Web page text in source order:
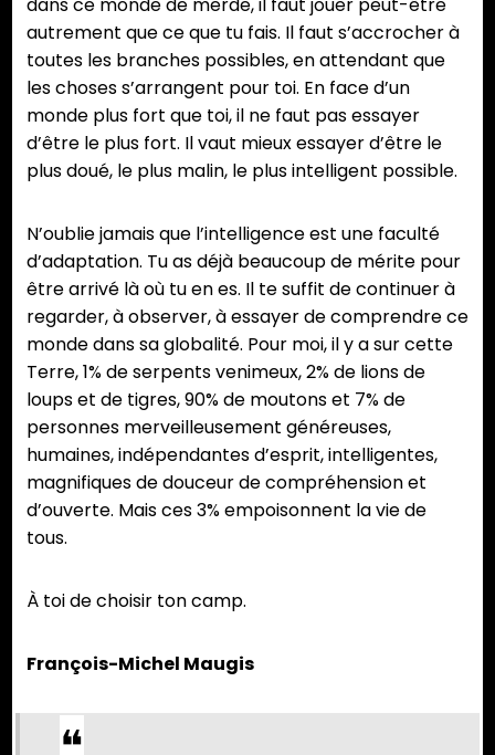
dans ce monde de merde, il faut jouer peut-être
autrement que ce que tu fais. Il faut s’accrocher à
toutes les branches possibles, en attendant que
les choses s’arrangent pour toi. En face d’un
monde plus fort que toi, il ne faut pas essayer
d’être le plus fort. Il vaut mieux essayer d’être le
plus doué, le plus malin, le plus intelligent possible.
N’oublie jamais que l’intelligence est une faculté
d’adaptation. Tu as déjà beaucoup de mérite pour
être arrivé là où tu en es. Il te suffit de continuer à
regarder, à observer, à essayer de comprendre ce
monde dans sa globalité. Pour moi, il y a sur cette
Terre, 1% de serpents venimeux, 2% de lions de
loups et de tigres, 90% de moutons et 7% de
personnes merveilleusement généreuses,
humaines, indépendantes d’esprit, intelligentes,
magnifiques de douceur de compréhension et
d’ouverte. Mais ces 3% empoisonnent la vie de
tous.
À toi de choisir ton camp.
François-Michel Maugis